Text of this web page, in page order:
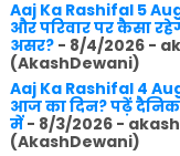
Aaj Ka Rashifal 5
और परिवार पर कैसा
असर?- 8/4/2026-
(AkashDewani)
Aaj Ka Rashifal 4
आज का दिन? पढ़ें
में- 8/3/2026-
(AkashDewani)